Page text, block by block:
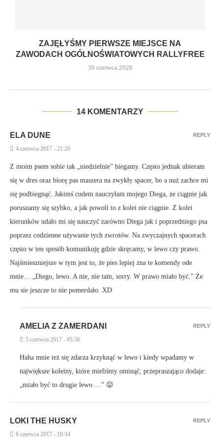
ZAJĘŁYŚMY PIERWSZE MIEJSCE NA
ZAWODACH OGÓLNOŚWIATOWYCH RALLYFREE
30 czerwca 2026
14 KOMENTARZY
ELA DUNE
4 czerwca 2017 - 21:20
Z moim psem sobie tak „niedzielnie” biegamy. Często jednak ubieram
się w dres oraz biorę pas maszera na zwykły spacer, bo a nuż zachce mi
się podbiegnąć. Jakimś cudem nauczyłam mojego Diega, że ciągnie jak
poruszamy się szybko, a jak powoli to z kolei nie ciągnie. Z kolei
kierunków udało mi się nauczyć zarówno Diega jak i poprzedniego psa
poprzez codzienne używanie tych zwrotów. Na zwyczajnych spacerach
często w ten sposób komunikuję gdzie skręcamy, w lewo czy prawo.
Najśmieszniejsze w tym jest to, że pies lepiej zna te komendy ode
mnie… „Diego, lewo. A nie, nie tam, sorry. W prawo miało być.” Że
mu sie jeszcze to nie pomerdało. XD
REPLY
AMELIA Z ZAMERDANI
5 czerwca 2017 - 05:56
Haha mnie też się zdarza krzyknąć w lewo i kiedy wpadamy w
największe koleiny, które mieliśmy ominąć, przepraszająco dodaje:
„miało być to drugie lewo….” 😛
REPLY
LOKI THE HUSKY
6 czerwca 2017 - 10:34
REPLY